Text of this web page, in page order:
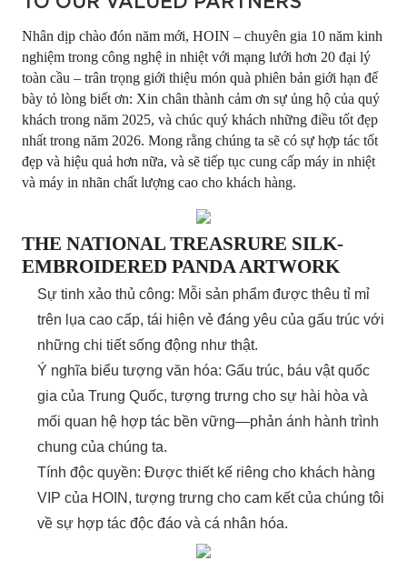
Nhân dịp chào đón năm mới, HOIN – chuyên gia 10 năm kinh
nghiệm trong công nghệ in nhiệtvới mạng lưới hơn 20 đại lý
toàn cầu – trân trọng giới thiệu món quà phiên bản giới hạn để
bày tỏ lòng biết ơn: Xin chân thành cảm ơn sự ủng hộ của quý
khách trong năm 2025, và chúc quý khách những điều tốt đẹp
nhất trong năm 2026. Mong rằng chúng ta sẽ có sự hợp tác tốt
đẹp và hiệu quả hơn nữa, và sẽ tiếp tục cung cấp máy in nhiệt
và máy in nhãn chất lượng cao cho khách hàng.
THE NATIONAL TREASRURE SILK-
EMBROIDERED PANDA ARTWORK
Sự tinh xảo thủ công: Mỗi sản phẩm được thêu tỉ mỉ
trên lụa cao cấp, tái hiện vẻ đáng yêu của gấu trúc với
những chi tiết sống động như thật.
Ý nghĩa biểu tượng văn hóa: Gấu trúc, báu vật quốc
gia của Trung Quốc, tượng trưng cho sự hài hòa và
mối quan hệ hợp tác bền vững—phản ánh hành trình
chung của chúng ta.
Tính độc quyền: Được thiết kế riêng cho khách hàng
VIP của HOIN, tượng trưng cho cam kết của chúng tôi
về sự hợp tác độc đáo và cá nhân hóa.